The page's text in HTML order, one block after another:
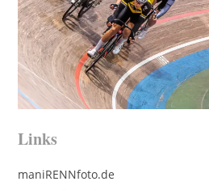
Links
maniRENNfoto.de